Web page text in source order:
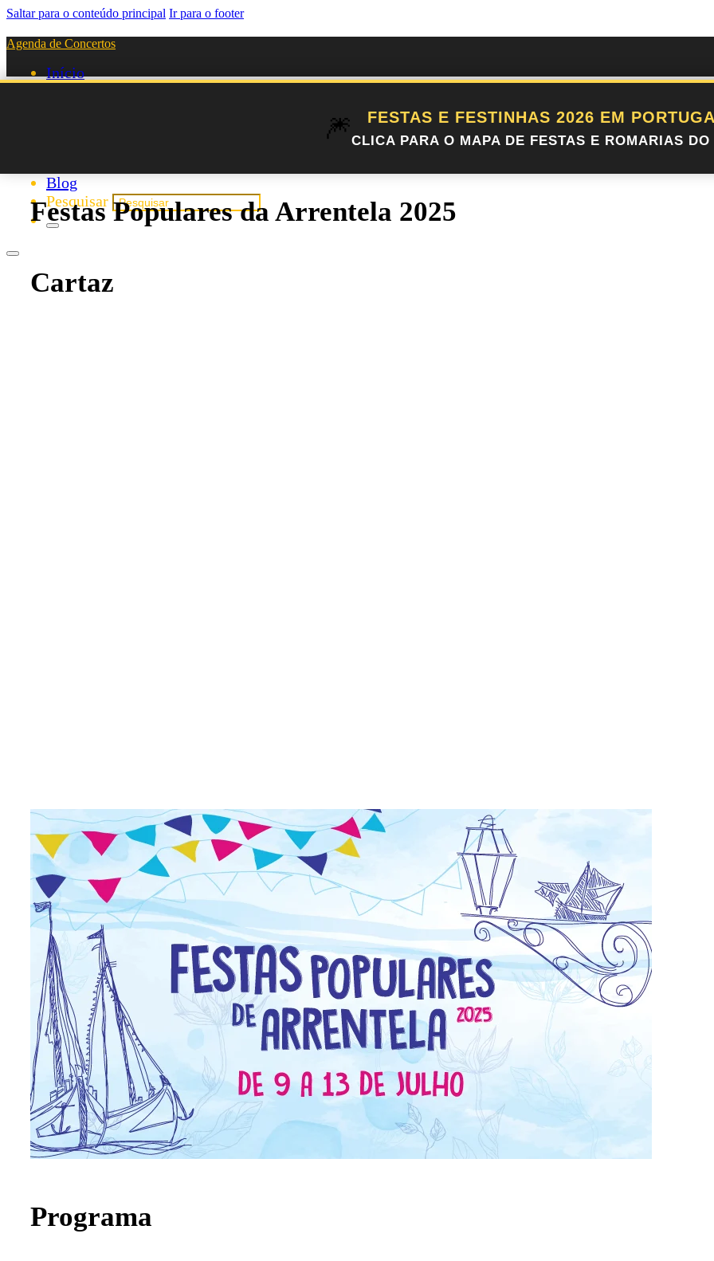
Saltar para o conteúdo principal Ir para o footer
Agenda de Concertos
Início
Blog
Pesquisar
🎆 FESTAS E FESTINHAS 2026 EM
CLICA PARA O MAPA DE FESTAS E ROMARIAS DO
Festas Populares da Arrentela 2025
Cartaz
Programa